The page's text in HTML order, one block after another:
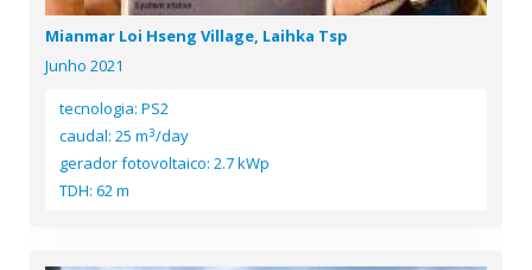
Mianmar Loi Hseng Village, Laihka Tsp
Junho 2021
tecnologia: PS2
caudal: 25 m3/day
gerador fotovoltaico: 2.7 kWp
TDH: 62 m